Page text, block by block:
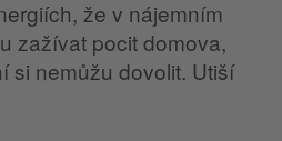
že v nájemním
zažívat pocit domova,
si nemůžu dovolit. Utiší